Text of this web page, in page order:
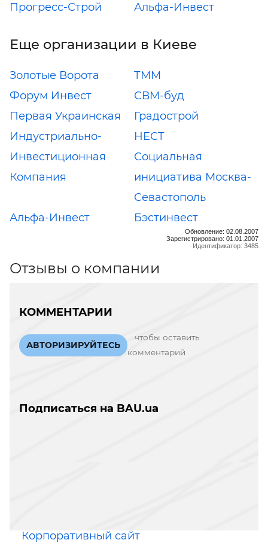
Прогресс-Строй Альфа-Инвест
Еще организации в Киеве
Золотые Ворота
ТММ
Форум Инвест
СВМ-буд
Первая Украинская
Индустриально-
Инвестиционная
Компания
Градострой
НЕСТ
Социальная
инициатива Москва-
Севастополь
Альфа-Инвест
Бэстинвест
Обновление: 02.08.2007
Зарегистрировано: 01.01.2007
Идентификатор: 3485
Отзывы о компании
КОММЕНТАРИИ
АВТОРИЗИРУЙТЕСЬ
чтобы оставить
комментарий
Подписаться на BAU.ua
Корпоративный сайт